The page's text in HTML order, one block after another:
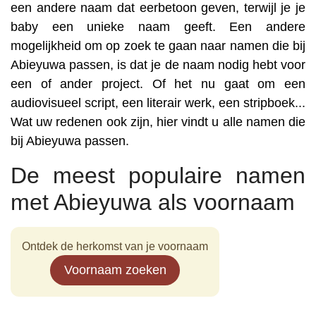
een andere naam dat eerbetoon geven, terwijl je je
baby een unieke naam geeft. Een andere
mogelijkheid om op zoek te gaan naar namen die bij
Abieyuwa passen, is dat je de naam nodig hebt voor
een of ander project. Of het nu gaat om een
audiovisueel script, een literair werk, een stripboek...
Wat uw redenen ook zijn, hier vindt u alle namen die
bij Abieyuwa passen.
De meest populaire namen
met Abieyuwa als voornaam
Ontdek de herkomst van je voornaam
Voornaam zoeken